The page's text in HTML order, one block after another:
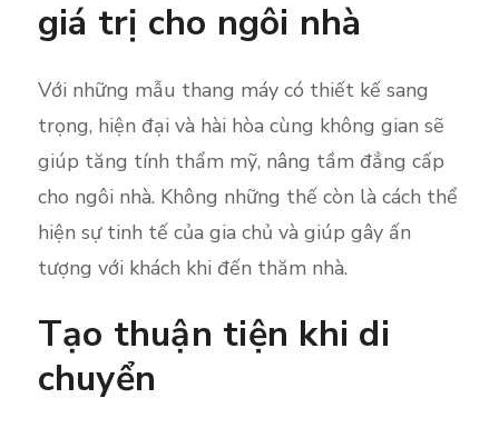
giá trị cho ngôi nhà
Với những mẫu thang máy có thiết kế sang
trọng, hiện đại và hài hòa cùng không gian sẽ
giúp tăng tính thẩm mỹ, nâng tầm đẳng cấp
cho ngôi nhà. Không những thế còn là cách thể
hiện sự tinh tế của gia chủ và giúp gây ấn
tượng với khách khi đến thăm nhà.
Tạo thuận tiện khi di
chuyển